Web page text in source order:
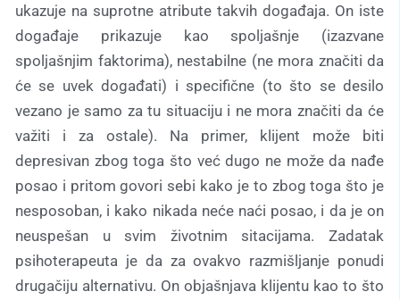
ukazuje na suprotne atribute takvih događaja. On iste
događaje prikazuje kao spoljašnje (izazvane
spoljašnjim faktorima), nestabilne (ne mora značiti da
će se uvek događati) i specifične (to što se desilo
vezano je samo za tu situaciju i ne mora značiti da će
važiti i za ostale). Na primer, klijent može biti
depresivan zbog toga što već dugo ne može da nađe
posao i pritom govori sebi kako je to zbog toga što je
nesposoban, i kako nikada neće naći posao, i da je on
neuspešan u svim životnim sitacijama. Zadatak
psihoterapeuta je da za ovakvo razmišljanje ponudi
drugačiju alternativu. On objašnjava klijentu kao to što